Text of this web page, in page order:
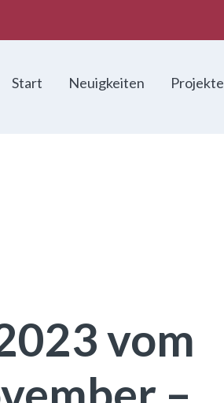
Start Neuigkeiten Projekte
vom